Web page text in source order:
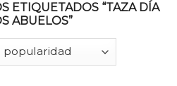
ETIQUETADOS “TAZA DÍA
ABUELOS”